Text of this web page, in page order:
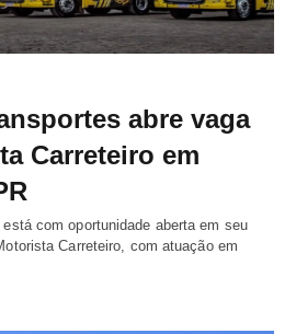
abre vaga
Carreteiro em
com oportunidade aberta em seu
Carreteiro, com atuação em